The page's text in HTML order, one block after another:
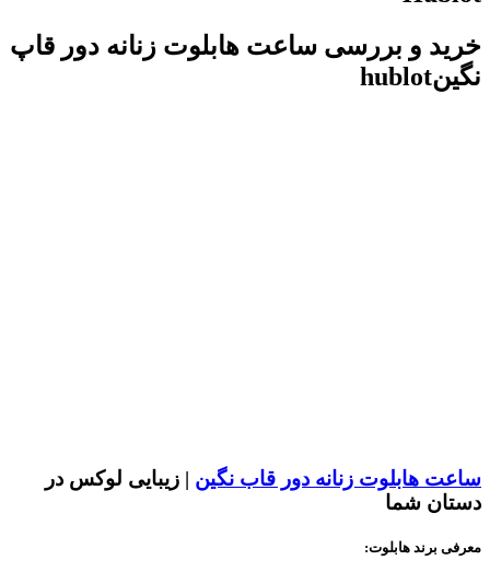
خرید و بررسی ساعت هابلوت زنانه دور قاپ
نگینhublot
ساعت هابلوت زنانه دور قاب نگین | زیبایی لوکس در
دستان شما
معرفی برند هابلوت: